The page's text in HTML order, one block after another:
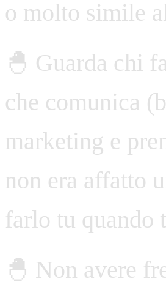
o molto simile
🐣 Guarda chi
che comunica
marketing e
non era affatto
farlo tu quando
🐣 Non avere